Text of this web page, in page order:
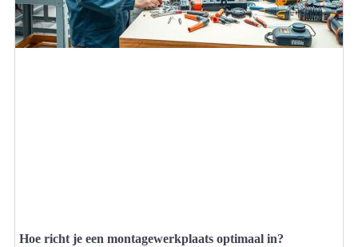
Hoe richt je een montagewerkplaats optimaal in?